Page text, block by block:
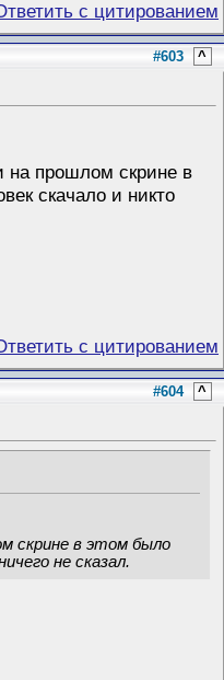
#603 ^
на прошлом скрине в
скачало и никто
#604 ^
скрине в этом было
не сказал.